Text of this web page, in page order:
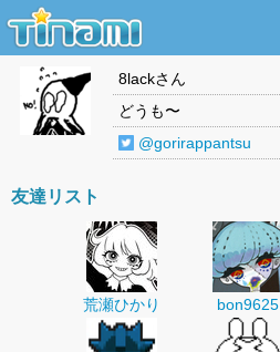
8lackさん
どうも〜
@gorirappantsu
友達リスト
荒瀬ひかり bon9625